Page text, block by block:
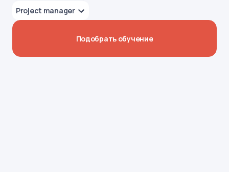
Project manager
Подобрать обучение